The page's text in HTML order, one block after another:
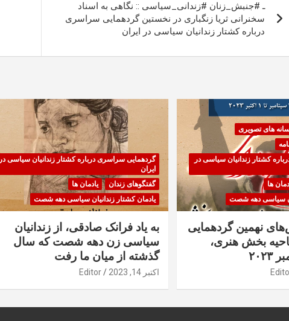
نوشته
ـ #جنبش_زنان #زندانی_سیاسی :: نگاهی به اسناد
سخنرانی ثریا زنگباری در نخستین گردهمایی سراسری
درباره کشتار زندانیان سیاسی در ایران
های تصویری
کشتار زندانیان سیاسی در
ها
سیاسی دهه شصت
نهمین گردهمایی
بخش هنری،
گردهمایی سراسری درباره کشتار زندانیان سیاسی در
ایران
گفتگوهای زندان
یادمان ها
یادمان کشتار زندانیان سیاسی دهه شصت
به یاد فرانک صادقی، از زندانیان
سیاسی زن دهه شصت که سال
گذشته از میان ما رفت
اکتبر 14, 2023 Editor